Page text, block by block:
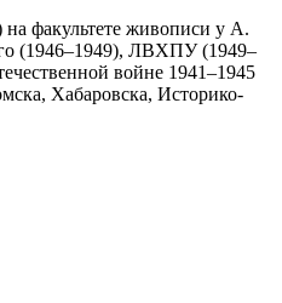
факультете живописи у А.
(1946–1949), ЛВХПУ (1949–
войне 1941–1945
Хабаровска, Историко-